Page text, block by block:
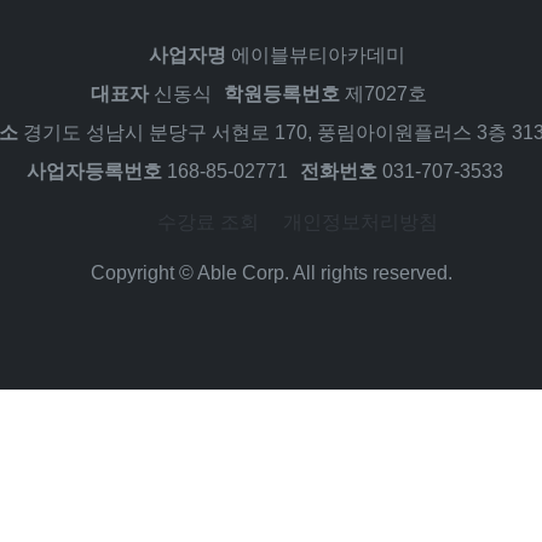
사업자명 에이블뷰티아카데미
대표자신동식 학원등록번호 제7027호
경기도 성남시 분당구 서현로 170, 풍림아이원플러스 3층
사업자등록번호 168-85-02771 전화번호 031-707-3533
Copyright © Able Corp. All rights reserved.